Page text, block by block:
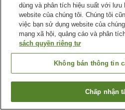
Tìm phòng
dùng và phân tích hiệu suất với lưu
website của chúng tôi. Chúng tôi
việc bạn sử dụng website của
mạng xã hội, quảng cáo và phân
sách quyền riêng tư
Không bán thông tin
Chấp nhận